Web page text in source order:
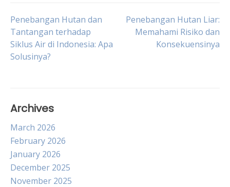
Post
navigation
Penebangan Hutan dan
Tantangan terhadap
Siklus Air di Indonesia: Apa
Solusinya?
Penebangan Hutan Liar:
Memahami Risiko dan
Konsekuensinya
Archives
March 2026
February 2026
January 2026
December 2025
November 2025